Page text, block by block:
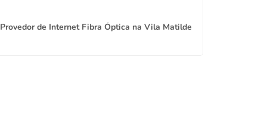
Provedor de Internet Fibra Óptica na Vila Matilde